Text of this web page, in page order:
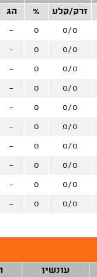
זרק/קלע % הג
0/0
0
-
0/0
0
-
0/0
0
-
0/0
0
-
0/0
0
-
0/0
0
-
0/0
0
-
0/0
0
-
0/0
0
-
0/0
0
-
עונשין